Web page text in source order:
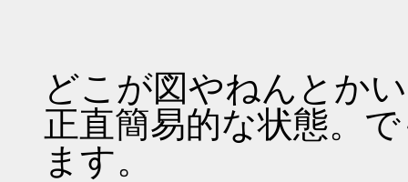
どこが図やねんとか
正直簡易的な状態。
ます。